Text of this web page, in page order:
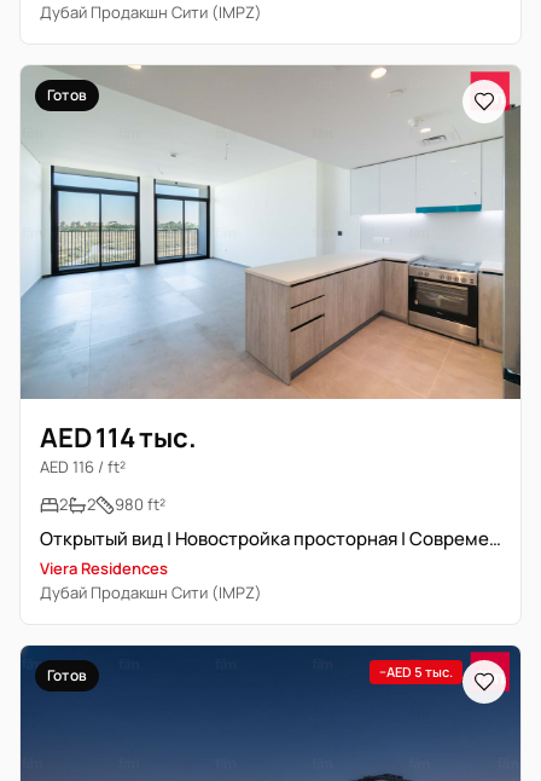
Дубай Продакшн Сити (IMPZ)
Готов
AED 114 тыс.
AED 116 / ft²
2
2 980 ft²
Открытый вид | Новостройка просторная | Современная отделка
Viera Residences
Дубай Продакшн Сити (IMPZ)
Готов −AED 5 тыс.